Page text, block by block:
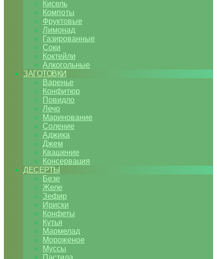
Кисель
Компоты
Фруктовые
Лимонад
Газированные
Соки
Коктейли
Алкогольные
ЗАГОТОВКИ
Варенье
Конфитюр
Повидло
Лечо
Маринование
Соление
Аджика
Джем
Квашение
Консервация
ДЕСЕРТЫ
Безе
Желе
Зефир
Ириски
Конфеты
Кутья
Мармелад
Мороженое
Муссы
Пастила